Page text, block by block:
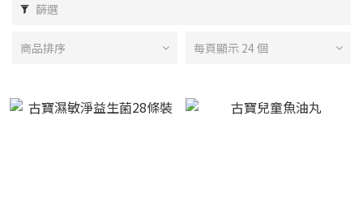
篩選
商品排序 每頁顯示 24 個